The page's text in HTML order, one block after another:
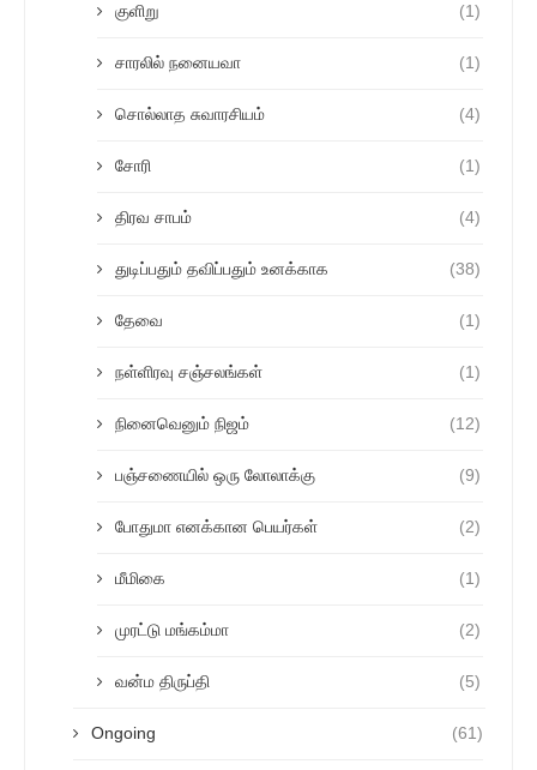
குளிறு (1)
சாரலில் நனையவா (1)
சொல்லாத சுவாரசியம் (4)
சோரி (1)
திரவ சாபம் (4)
துடிப்பதும் தவிப்பதும் உனக்காக (38)
தேவை (1)
நள்ளிரவு சஞ்சலங்கள் (1)
நினைவெனும் நிஜம் (12)
பஞ்சணையில் ஒரு லோலாக்கு (9)
போதுமா எனக்கான பெயர்கள் (2)
மீமிகை (1)
முரட்டு மங்கம்மா (2)
வன்ம திருப்தி (5)
Ongoing (61)